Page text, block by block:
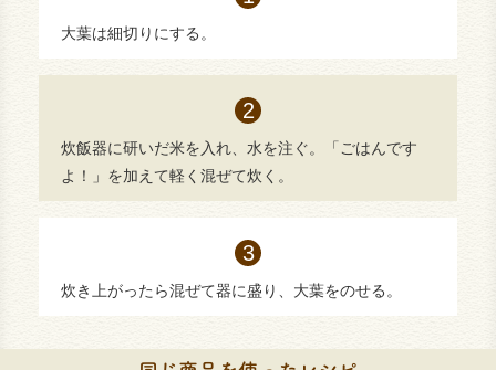
大葉は細切りにする。
炊飯器に研いだ米を入れ、水を注ぐ。「ごはんです
よ！」を加えて軽く混ぜて炊く。
炊き上がったら混ぜて器に盛り、大葉をのせる。